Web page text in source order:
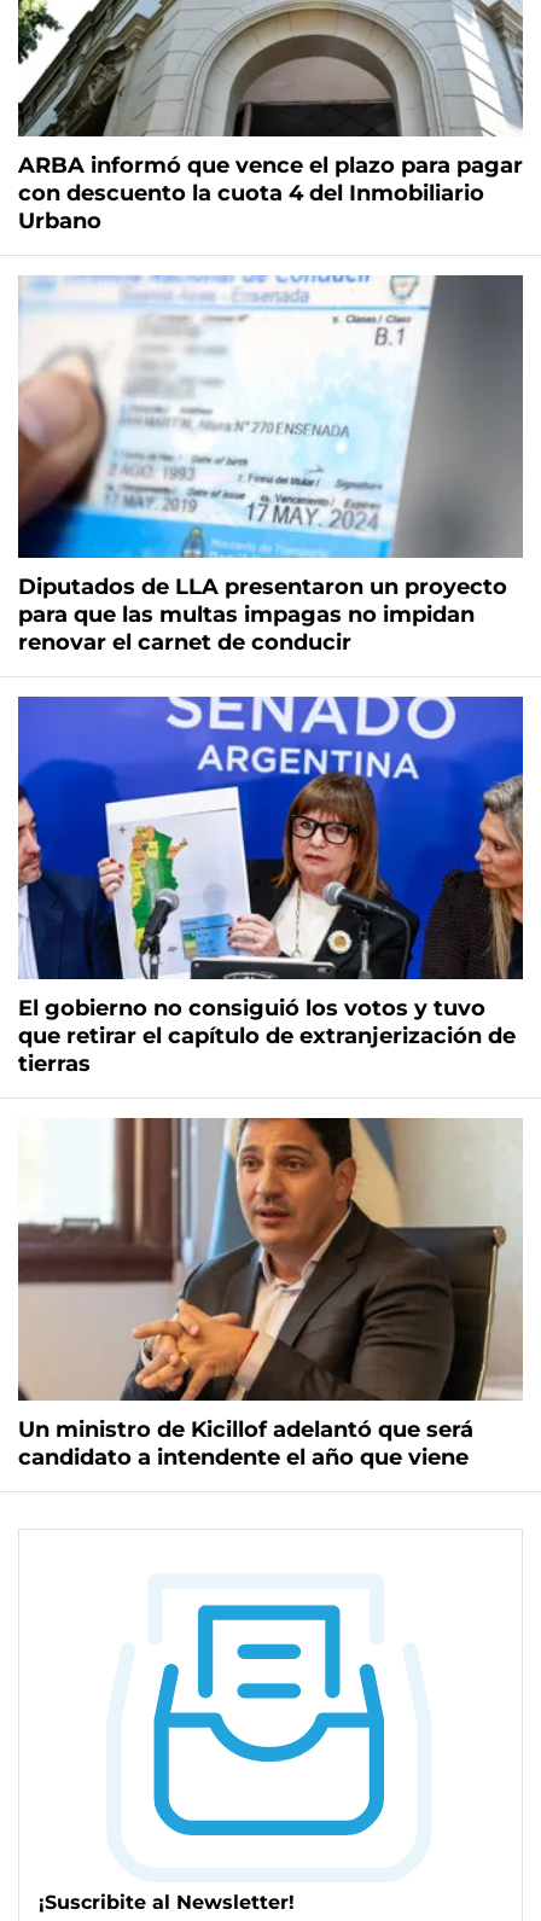
ARBA informó que vence el plazo para pagar
con descuento la cuota 4 del Inmobiliario
Urbano
Diputados de LLA presentaron un proyecto
para que las multas impagas no impidan
renovar el carnet de conducir
El gobierno no consiguió los votos y tuvo
que retirar el capítulo de extranjerización de
tierras
Un ministro de Kicillof adelantó que será
candidato a intendente el año que viene
¡Suscribite al Newsletter!